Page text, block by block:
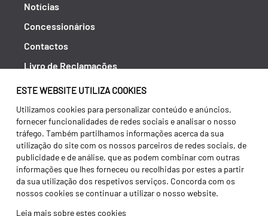
ESTE WEBSITE UTILIZA COOKIES
Utilizamos cookies para personalizar conteúdo e anúncios,
fornecer funcionalidades de redes sociais e analisar o nosso
tráfego. Também partilhamos informações acerca da sua
utilização do site com os nossos parceiros de redes sociais, de
publicidade e de análise, que as podem combinar com outras
informações que lhes forneceu ou recolhidas por estes a partir
da sua utilização dos respetivos serviços. Concorda com os
nossos cookies se continuar a utilizar o nosso website.
Leia mais sobre estes cookies
Notícias
Concessionários
Contactos
Livro de Reclamações
Política de Privacidade
Canal de Denúncias (RGPC)
Termos e condições